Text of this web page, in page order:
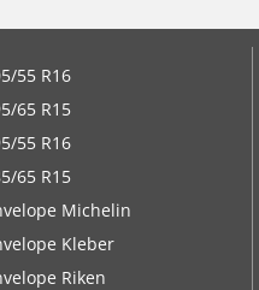
55 R16
65 R15
55 R16
65 R15
Michelin
Kleber
Riken